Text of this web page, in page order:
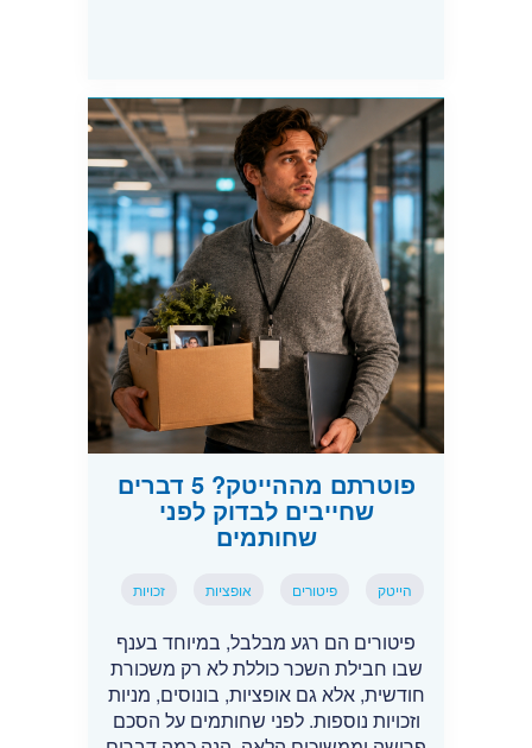
פוטרתם מההייטק? 5 דברים
שחייבים לבדוק לפני
שחותמים
הייטק פיטורים אופציות זכויות
פיטורים הם רגע מבלבל, במיוחד בענף
שבו חבילת השכר כוללת לא רק משכורת
חודשית, אלא גם אופציות, בונוסים, מניות
וזכויות נוספות. לפני שחותמים על הסכם